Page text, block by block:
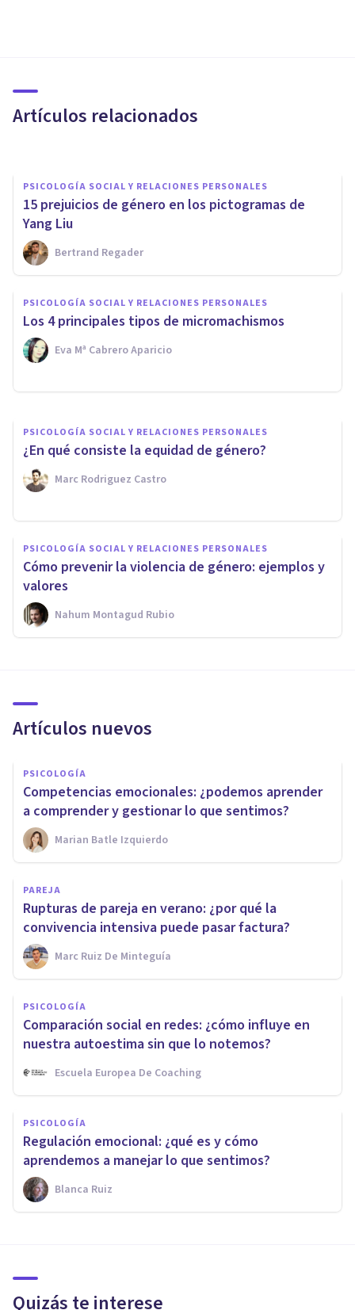
Artículos relacionados
diferencial
PSICOLOGÍA SOCIAL Y RELACIONES PERSONALES
15 prejuicios de género en los pictogramas de
Yang Liu
Bertrand Regader
PSICOLOGÍA SOCIAL Y RELACIONES PERSONALES
Los 4 principales tipos de micromachismos
Eva Mª Cabrero Aparicio
PSICOLOGÍA SOCIAL Y RELACIONES PERSONALES
Psicología del sexismo: 5 ideas
machistas que se dan en la
actualidad
PSICOLOGÍA SOCIAL Y RELACIONES PERSONALES
​¿En qué consiste la equidad de género?
Marc Rodriguez Castro
PSICOLOGÍA SOCIAL Y RELACIONES PERSONALES
Cómo prevenir la violencia de género: ejemplos y
valores
Nahum Montagud Rubio
Artículos nuevos
PSICOLOGÍA
Competencias emocionales: ¿podemos aprender
a comprender y gestionar lo que sentimos?
Marian Batle Izquierdo
PAREJA
Rupturas de pareja en verano: ¿por qué la
convivencia intensiva puede pasar factura?
Marc Ruiz De Minteguía
PSICOLOGÍA
Comparación social en redes: ¿cómo influye en
nuestra autoestima sin que lo notemos?
Escuela Europea De Coaching
PSICOLOGÍA
Regulación emocional: ¿qué es y cómo
aprendemos a manejar lo que sentimos?
Blanca Ruiz
Quizás te interese